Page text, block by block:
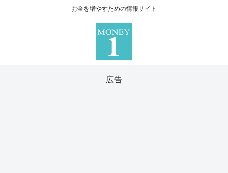
お金を増やすための情報サイト
広告